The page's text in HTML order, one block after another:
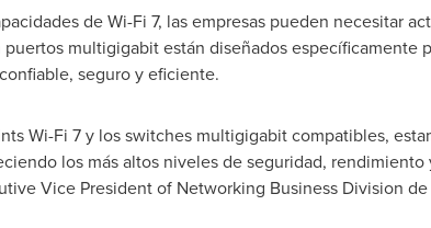
de Wi-Fi 7, las empresas pueden necesitar
multigigabit están diseñados específicamente
seguro y eficiente.
Wi-Fi 7 y los switches multigigabit compatibles,
los más altos niveles de seguridad,
Vice President of Networking Business Division